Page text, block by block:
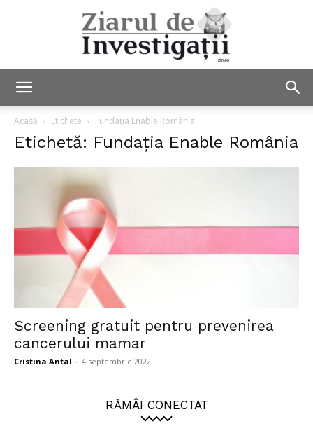
Investigații
Acasă Etichete Fundația Enable România
Etichetă: Fundația Enable România
Screening gratuit pentru prevenirea
cancerului mamar
Cristina Antal - 4 septembrie 2022
RĂMÂI CONECTAT